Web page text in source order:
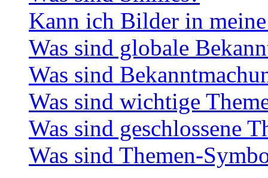
Kann ich Bilder in
Was sind globale
Was sind
Was sind wichtige
Was sind geschlossene
Was sind Themen-